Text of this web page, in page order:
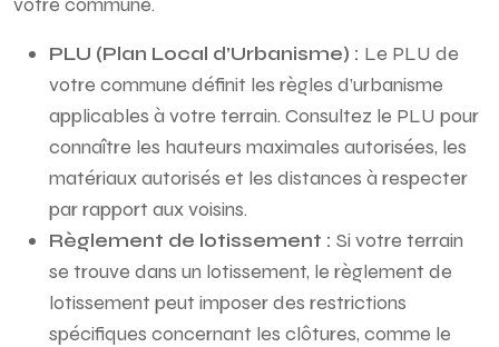
PLU (Plan Local d’Urbanisme) : Le PLU de
votre commune définit les règles d’urbanisme
applicables à votre terrain. Consultez le PLU pour
connaître les hauteurs maximales autorisées, les
matériaux autorisés et les distances à respecter
par rapport aux voisins.
Règlement de lotissement : Si votre terrain
se trouve dans un lotissement, le règlement de
lotissement peut imposer des restrictions
spécifiques concernant les clôtures, comme le